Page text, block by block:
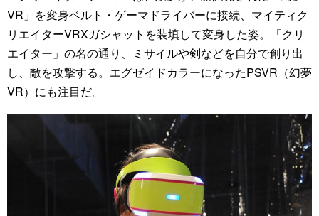
VR」を変身ベルト・ゲーマドライバーに接続、マイティク
リエイターVRXガシャットを装填して変身した姿。「クリ
エイター」の名の通り、ミサイルや剣などを自分で創り出
し、敵を攻撃する。エグゼイドカラーになったPSVR（幻夢
VR）にも注目だ。